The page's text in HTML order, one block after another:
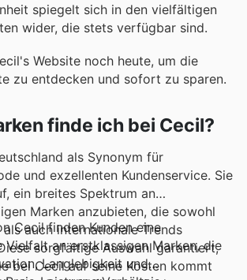
spiegelt sich in den vielfältigen
wider, die stets verfügbar sind.
Website noch heute, um die
zu entdecken und sofort zu sparen.
finde ich bei Cecil?
als Synonym für
und exzellenten Kundenservice. Sie
ein breites Spektrum an
Marken anzubieten, die sowohl
auch internationale Trends
sorgfältige Auswahl garantiert,
bei Cecil auf seine Kosten kommt
Cecil finden Kunden eine
Vielfalt an erstklassigen Marken, die
Langlebigkeit und